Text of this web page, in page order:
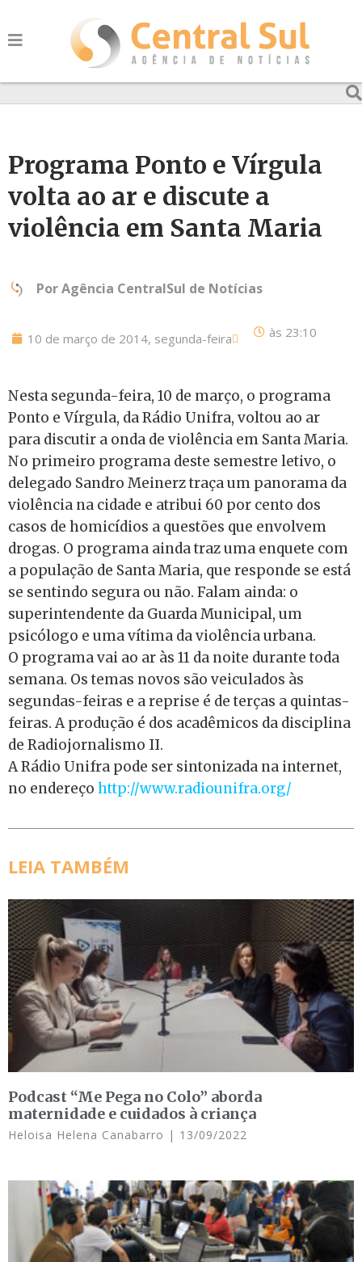
Programa Ponto e Vírgula
volta ao ar e discute a
violência em Santa Maria
PorAgência CentralSul de Notícias
10 de março de 2014, segunda-feira às 23:10
Nesta segunda-feira, 10 de março, o programa
Ponto e Vírgula, da Rádio Unifra, voltou ao ar
para discutir a onda de violência em Santa Maria.
No primeiro programa deste semestre letivo, o
delegado Sandro Meinerz traça um panorama da
violência na cidade e atribui 60 por cento dos
casos de homicídios a questões que envolvem
drogas. O programa ainda traz uma enquete com
a população de Santa Maria, que responde se está
se sentindo segura ou não. Falam ainda: o
superintendente da Guarda Municipal, um
psicólogo e uma vítima da violência urbana.
O programa vai ao ar às 11 da noite durante toda
semana. Os temas novos são veiculados às
segundas-feiras e a reprise é de terças a quintas-
feiras. A produção é dos acadêmicos da disciplina
de Radiojornalismo II.
A Rádio Unifra pode ser sintonizada na internet,
no endereço http://www.radiounifra.org/
LEIA TAMBÉM
Podcast “Me Pega no Colo” aborda
maternidade e cuidados à criança
Heloisa Helena Canabarro 13/09/2022